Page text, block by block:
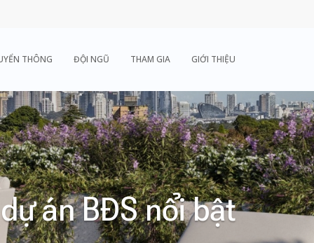
THÔNG ĐỘI NGŨ THAM GIA GIỚI THIỆU
án BĐS nổi bật